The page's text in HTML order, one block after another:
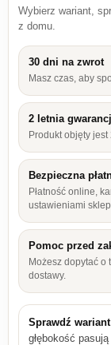
Wybierz wariant,
z domu.
30 dni na zwrot
Masz czas, aby
2 letnia
Produkt objęty
Bezpieczna
Płatność online,
ustawieniami
Pomoc przed
Możesz dopytać o
dostawy.
Sprawdź
głębokość